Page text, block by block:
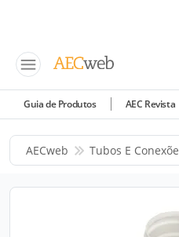
Guia de Produtos AEC Revista
AECweb Tubos E